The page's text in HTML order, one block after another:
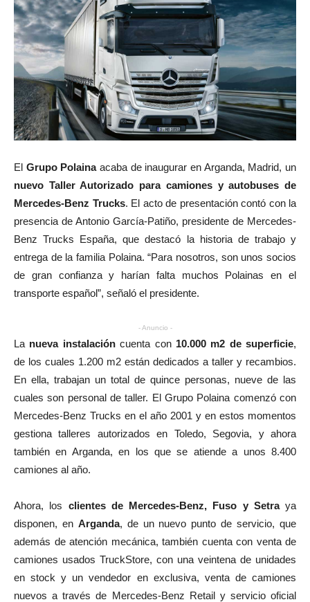
El Grupo Polainaacaba de inaugurar en Arganda, Madrid, un
nuevo Taller Autorizado para camiones y autobuses de
Mercedes-Benz Trucks. El acto de presentación contó con la
presencia de Antonio García-Patiño, presidente de Mercedes-
Benz Trucks España, que destacó la historia de trabajo y
entrega de la familia Polaina. “Para nosotros, son unos socios
de gran confianza y harían falta muchos Polainas en el
transporte español”, señaló el presidente.
- Anuncio -
La nueva instalacióncuenta con 10.000 m2 de superficie,
de los cuales 1.200 m2 están dedicados a taller y recambios.
En ella, trabajan un total de quince personas, nueve de las
cuales son personal de taller. El Grupo Polaina comenzó con
Mercedes-Benz Trucks en el año 2001 y en estos momentos
gestiona talleres autorizados en Toledo, Segovia, y ahora
también en Arganda, en los que se atiende a unos 8.400
camiones al año.
Ahora, los clientes de Mercedes-Benz, Fuso y Setraya
disponen, en Arganda, de un nuevo punto de servicio, que
además de atención mecánica, también cuenta con venta de
camiones usados TruckStore, con una veintena de unidades
en stock y un vendedor en exclusiva, venta de camiones
nuevos a través de Mercedes-Benz Retail y servicio oficial